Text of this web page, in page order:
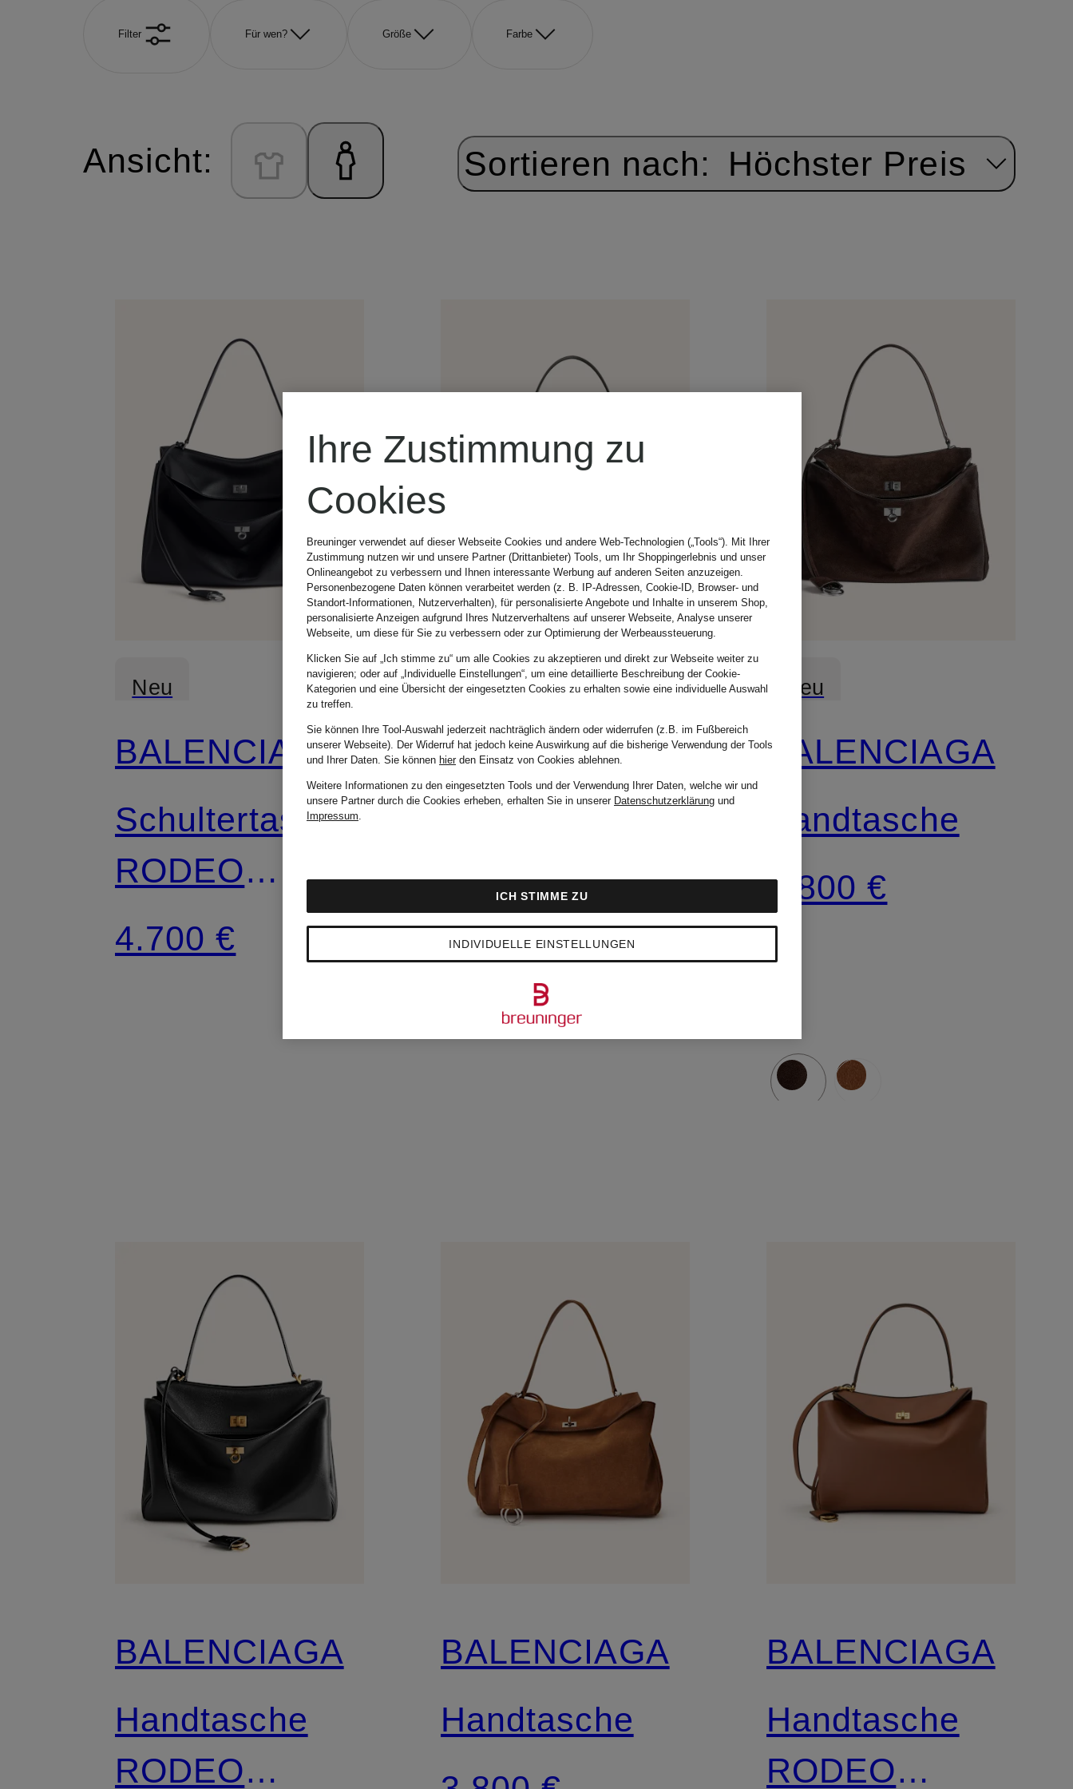
Filter Für wen? Größe Farbe
Ansicht: Sortieren nach: Höchster Preis
Neu
BALENCIAGA
Schultertasche
RODEO
LARGE
4.700 €
Handtasche
MEDIUM
3.800 €
Neu
BALENCIAGA
Handtasche
3.800 €
BALENCIAGA
Handtasche
RODEO
BALENCIAGA
Handtasche
BALENCIAGA
Handtasche
RODEO
Ihre Zustimmung zu
Cookies
Breuninger verwendet auf dieser Webseite Cookies und andere Web-Technologien („Tools“). Mit Ihrer
Zustimmung nutzen wir und unsere Partner (Drittanbieter) Tools, um Ihr Shoppingerlebnis und unser
Onlineangebot zu verbessern und Ihnen interessante Werbung auf anderen Seiten anzuzeigen.
Personenbezogene Daten können verarbeitet werden (z. B. IP-Adressen, Cookie-ID, Browser- und
Standort-Informationen, Nutzerverhalten), für personalisierte Angebote und Inhalte in unserem Shop,
personalisierte Anzeigen aufgrund Ihres Nutzerverhaltens auf unserer Webseite, Analyse unserer
Webseite, um diese für Sie zu verbessern oder zur Optimierung der Werbeaussteuerung.
Klicken Sie auf „Ich stimme zu“ um alle Cookies zu akzeptieren und direkt zur Webseite weiter zu
navigieren; oder auf „Individuelle Einstellungen“, um eine detaillierte Beschreibung der Cookie-
Kategorien und eine Übersicht der eingesetzten Cookies zu erhalten sowie eine individuelle Auswahl
zu treffen.
Sie können Ihre Tool-Auswahl jederzeit nachträglich ändern oder widerrufen (z.B. im Fußbereich
unserer Webseite). Der Widerruf hat jedoch keine Auswirkung auf die bisherige Verwendung der Tools
und Ihrer Daten. Sie können hierden Einsatz von Cookies ablehnen.
Weitere Informationen zu den eingesetzten Tools und der Verwendung Ihrer Daten, welche wir und
unsere Partner durch die Cookies erheben, erhalten Sie in unserer Datenschutzerklärung und
Impressum.
INDIVIDUELLE EINSTELLUNGEN
ICH STIMME ZU